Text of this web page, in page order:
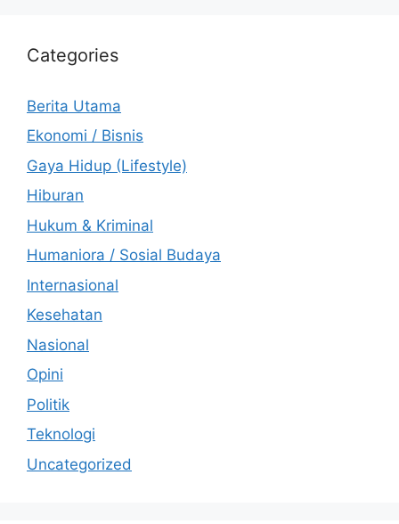
Categories
Berita Utama
Ekonomi / Bisnis
Gaya Hidup (Lifestyle)
Hiburan
Hukum & Kriminal
Humaniora / Sosial Budaya
Internasional
Kesehatan
Nasional
Opini
Politik
Teknologi
Uncategorized